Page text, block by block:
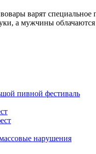
варят
а мужчины
пивной фестиваль
нарушения